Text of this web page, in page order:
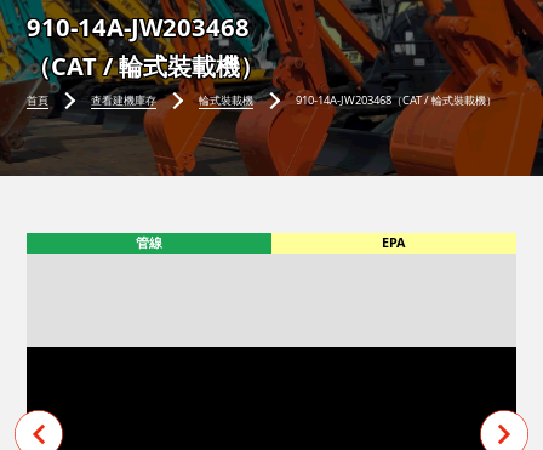
910-14A-JW203468
（CAT / 輪式裝載機）
首頁 查看建機庫存 輪式裝載機 910-14A-JW203468（CAT / 輪式裝載機）
管線 EPA